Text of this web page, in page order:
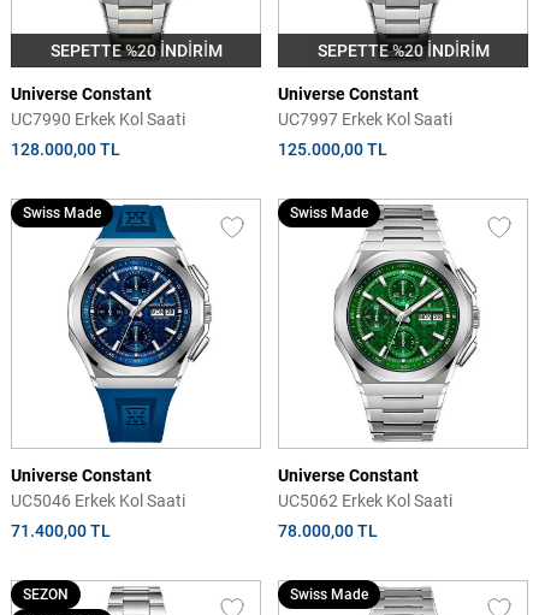
SEPETTE %20 İNDİRİM
Universe Constant
UC7990 Erkek Kol Saati
128.000,00 TL
SEPETTE %20 İNDİRİM
Universe Constant
UC7997 Erkek Kol Saati
125.000,00 TL
Swiss Made
Universe Constant
UC5046 Erkek Kol Saati
71.400,00 TL
Swiss Made
Universe Constant
UC5062 Erkek Kol Saati
78.000,00 TL
SEZON
Swiss Made